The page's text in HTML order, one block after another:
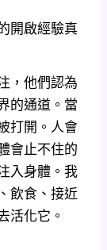
開啟經驗真
，他們認為
的通道。當
打開。人會
會止不住的
入身體。我
飲食、接近
活化它。